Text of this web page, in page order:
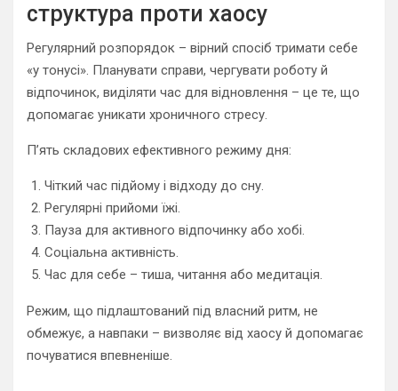
структура проти хаосу
Регулярний розпорядок – вірний спосіб тримати себе
«у тонусі». Планувати справи, чергувати роботу й
відпочинок, виділяти час для відновлення – це те, що
допомагає уникати хроничного стресу.
П’ять складових ефективного режиму дня:
Чіткий час підйому і відходу до сну.
Регулярні прийоми їжі.
Пауза для активного відпочинку або хобі.
Соціальна активність.
Час для себе – тиша, читання або медитація.
Режим, що підлаштований під власний ритм, не
обмежує, а навпаки – визволяє від хаосу й допомагає
почуватися впевненіше.